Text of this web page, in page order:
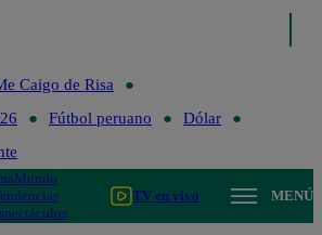
Caigo de Risa
Fútbol peruano
Dólar
Mundo
TV en vivo MENÚ